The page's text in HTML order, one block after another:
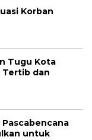
Korban
Tugu Kota
Tertib dan
untuk